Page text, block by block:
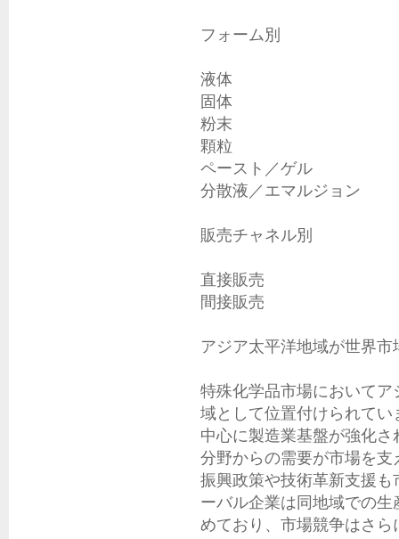
フォーム別
液体
固体
粉末
顆粒
ペースト／ゲル
分散液／エマルジョン
販売チャネル別
直接販売
間接販売
アジア太平洋地域が世界
特殊化学品市場において
域として位置付けられて
中心に製造業基盤が強化
分野からの需要が市場を
振興政策や技術革新支援
ーバル企業は同地域での
めており、市場競争はさ